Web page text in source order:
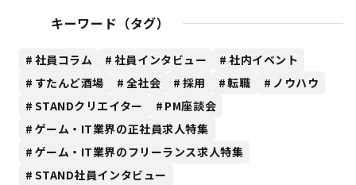
キーワード（タグ）
社員コラム 社員インタビュー
社内イベント
すたんど酒場
全社会 採用 転職
ノウハウ
STANDクリエイター
PM座談会
ゲーム・IT業界の正社員求人特集
ゲーム・IT業界のフリーランス求人特集
STAND社員インタビュー